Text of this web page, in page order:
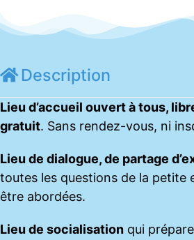
Description
Lieu d’accueil ouvert à tous,
gratuit. Sans rendez-vous, ni
Lieu de dialogue, de partage
toutes les questions de la petite
être abordées.
Lieu de socialisation qui